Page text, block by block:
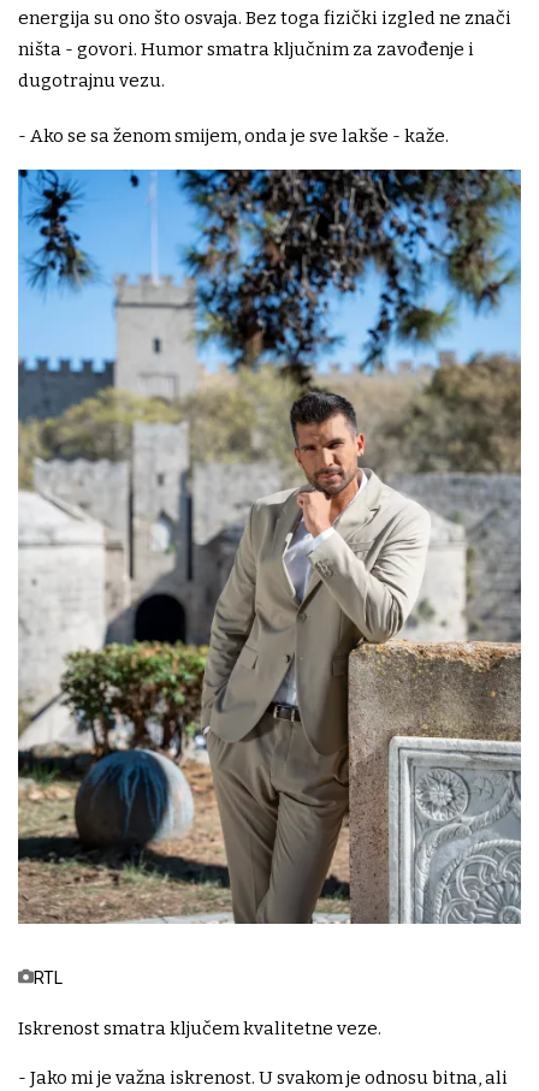
energija su ono što osvaja. Bez toga fizički izgled ne znači
ništa - govori. Humor smatra ključnim za zavođenje i
dugotrajnu vezu.
- Ako se sa ženom smijem, onda je sve lakše - kaže.
Miloš Mićović
RTL
Iskrenost smatra ključem kvalitetne veze.
- Jako mi je važna iskrenost. U svakom je odnosu bitna, ali